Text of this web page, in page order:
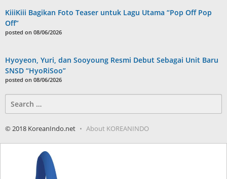
KiiiKiii Bagikan Foto Teaser untuk Lagu Utama “Pop Off Pop
Off”
posted on 08/06/2026
Hyoyeon, Yuri, dan Sooyoung Resmi Debut Sebagai Unit Baru
SNSD “HyoRiSoo”
posted on 08/06/2026
for:
© 2018 KoreanIndo.net About KOREANINDO